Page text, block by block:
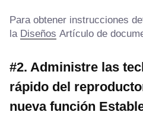
Para obtener instrucciones
la Diseños Artículo de
#2. Administre las
rápido del
nueva función